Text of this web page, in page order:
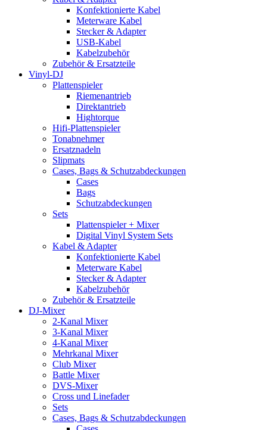
Konfektionierte Kabel
Meterware Kabel
Stecker & Adapter
USB-Kabel
Kabelzubehör
Zubehör & Ersatzteile
Vinyl-DJ
Plattenspieler
Riemenantrieb
Direktantrieb
Hightorque
Hifi-Plattenspieler
Tonabnehmer
Ersatznadeln
Slipmats
Cases, Bags & Schutzabdeckungen
Cases
Bags
Schutzabdeckungen
Sets
Plattenspieler + Mixer
Digital Vinyl System Sets
Kabel & Adapter
Konfektionierte Kabel
Meterware Kabel
Stecker & Adapter
Kabelzubehör
Zubehör & Ersatzteile
DJ-Mixer
2-Kanal Mixer
3-Kanal Mixer
4-Kanal Mixer
Mehrkanal Mixer
Club Mixer
Battle Mixer
DVS-Mixer
Cross und Linefader
Sets
Cases, Bags & Schutzabdeckungen